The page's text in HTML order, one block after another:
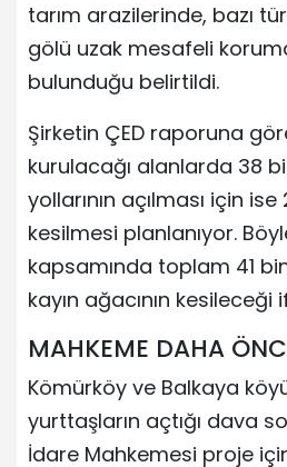
tarım arazilerinde, bazı
gölü uzak mesafeli
bulunduğu belirtildi.
Şirketin ÇED raporuna
kurulacağı alanlarda 38
yollarının açılması için
kesilmesi planlanıyor.
kapsamında toplam 41
kayın ağacının kesileceği
MAHKEME DAHA
Kömürköy ve Balkaya
yurttaşların açtığı dava
İdare Mahkemesi proje